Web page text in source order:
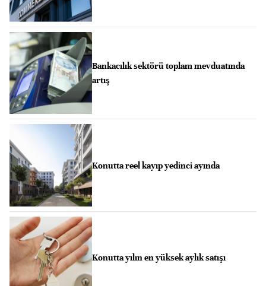
Bankacılık sektörü toplam mevduatında
artış
Konutta reel kayıp yedinci ayında
Konutta yılın en yüksek aylık satışı